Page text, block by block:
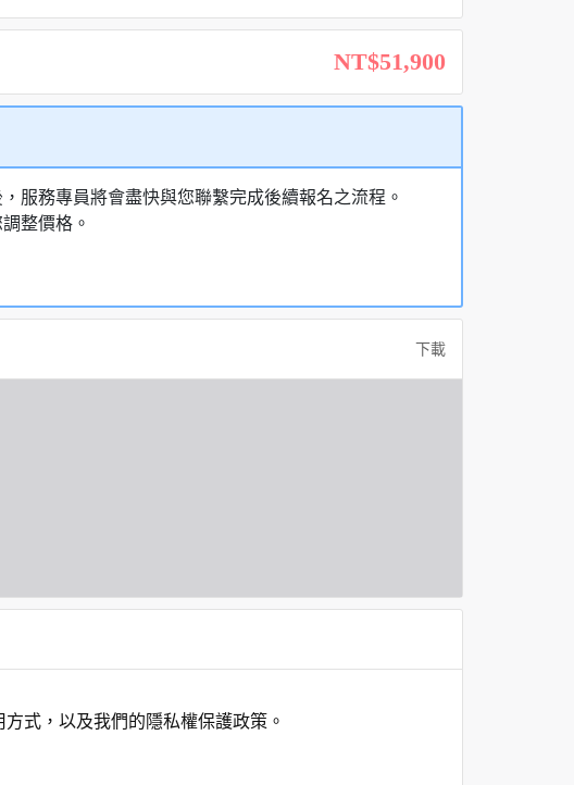
NT$51,900
服務專員將會盡快與您聯繫完成後續報名之流程。
整價格。
下載
式，以及我們的隱私權保護政策。